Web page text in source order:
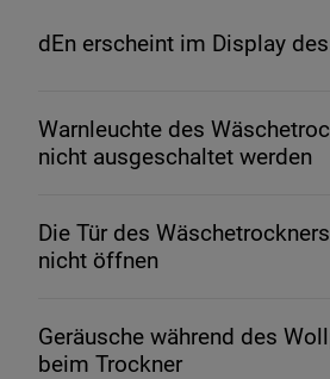
dEn erscheint im Display
Warnleuchte des
nicht ausgeschaltet werden
Die Tür des
nicht öffnen
Geräusche während des
beim Trockner